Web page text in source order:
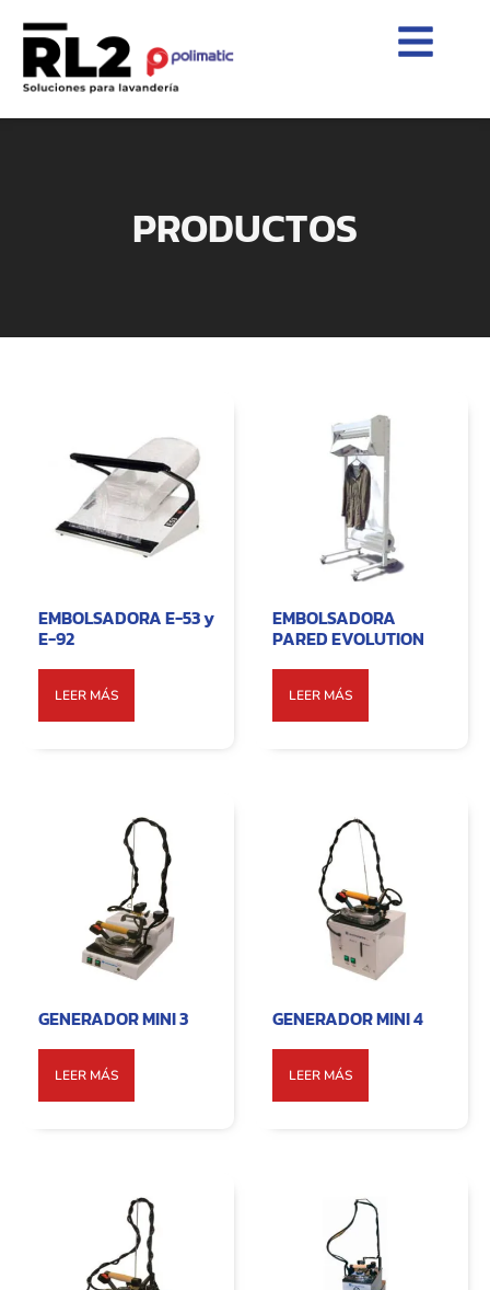
PRODUCTOS
EMBOLSADORA E-53 y
E-92
LEER MÁS
EMBOLSADORA
PARED EVOLUTION
LEER MÁS
GENERADOR MINI 3
LEER MÁS
GENERADOR MINI 4
LEER MÁS